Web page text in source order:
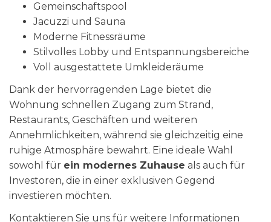
Gemeinschaftspool
Jacuzzi und Sauna
Moderne Fitnessräume
Stilvolles Lobby und Entspannungsbereiche
Voll ausgestattete Umkleideräume
Dank der hervorragenden Lage bietet die
Wohnung schnellen Zugang zum Strand,
Restaurants, Geschäften und weiteren
Annehmlichkeiten, während sie gleichzeitig eine
ruhige Atmosphäre bewahrt. Eine ideale Wahl
sowohl für ein modernes Zuhause als auch für
Investoren, die in einer exklusiven Gegend
investieren möchten.
Kontaktieren Sie uns für weitere Informationen